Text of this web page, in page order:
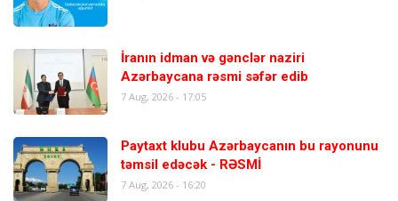
İranın idman və gənclər naziri
Azərbaycana rəsmi səfər edib
7 Aug, 2026 - 17:05
Paytaxt klubu Azərbaycanın bu rayonunu
təmsil edəcək - RƏSMİ
7 Aug, 2026 - 16:20